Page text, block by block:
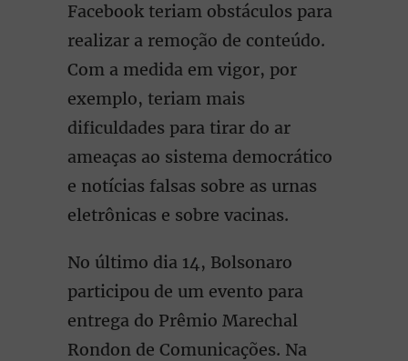
Facebook teriam obstáculos para
realizar a remoção de conteúdo.
Com a medida em vigor, por
exemplo, teriam mais
dificuldades para tirar do ar
ameaças ao sistema democrático
e notícias falsas sobre as urnas
eletrônicas e sobre vacinas.
No último dia 14, Bolsonaro
participou de um evento para
entrega do Prêmio Marechal
Rondon de Comunicações. Na